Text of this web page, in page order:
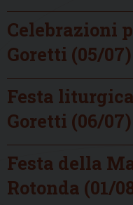
Celebrazioni
Goretti (05/07)
Festa
Goretti (06/07)
Festa della
Rotonda (01/